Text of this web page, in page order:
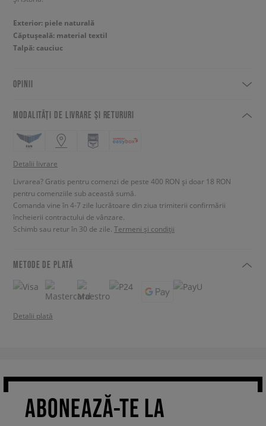
Exterior: piele naturală
Căptușeală: material textil
Talpă: cauciuc
OPINII
MODALITĂȚI DE LIVRARE ȘI RETURURI
Detalii livrare
Livrarea? Gratis pentru comenzi de peste 400 RON și doar 18 RON
pentru comenziile sub această sumă.
Comanda vine în 4-7 zile lucrătoare din ziua trimiterii confirmării
încheierii contractului de vânzare.
Schimb sau retur în 30 de zile. Termeni și condiții
METODE DE PLATĂ
Detalii plată
ABONEAZĂ-TE LA